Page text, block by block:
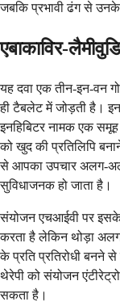
जबकि प्रभावी ढंग से
एबाकाविर-
यह दवा एक तीन-इन-वन
ही टैबलेट में जोड़ती है।
इनहिबिटर नामक एक
को खुद की प्रतिलिपि
से आपका उपचार अलग-
सुविधाजनक हो जाता है।
संयोजन एचआईवी पर
करता है लेकिन थोड़ा
के प्रति प्रतिरोधी बनने
थेरेपी को संयोजन
सकता है।